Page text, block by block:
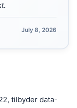
July 8, 2026
tilbyder data-